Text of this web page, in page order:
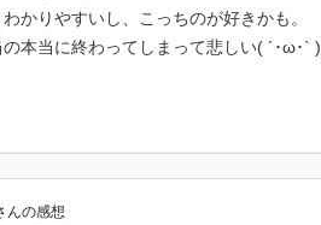
かりやすいし、こっちのが好きかも。
本当に終わってしまって悲しい( ´･ω･` )
んの感想